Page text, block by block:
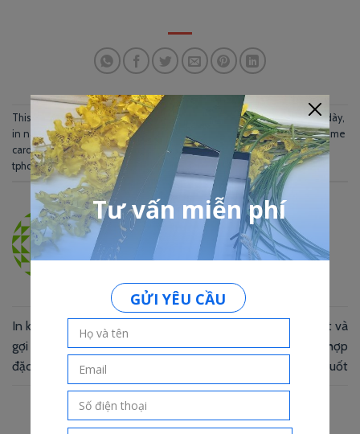
This entry was posted inIn Name Card and taggedin name card bồi dày
in name card dập chìm, in name card dep in name card ép kim,in name
card gia re,in name card hcm in name card số lượng ít,in name card
tphcm.
TAO HA
In kỷ yếu số lượng ít – những
gợi ý cho quyển kỷ yếu thêm
đặc sắc
In thiệp mời trong suốt và
những kiểu buổi tiệc phù hợp
với thiệp mời trong suốt